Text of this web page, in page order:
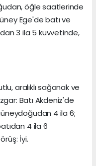
öğle saatlerinde
Ege'de batı ve
3 ila 5 kuvvetinde,
aralıklı sağanak ve
Batı Akdeniz'de
4 ila 6;
4 ila 6
İyi.